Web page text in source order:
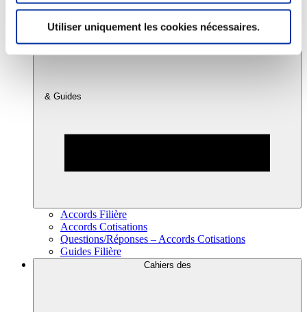
Utiliser uniquement les cookies nécessaires.
& Guides
Accords Filière
Accords Cotisations
Questions/Réponses – Accords Cotisations
Guides Filière
Cahiers des